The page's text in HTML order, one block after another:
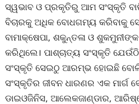
ସ୍ୱଭାବ ଓ ପ୍ରକୃତିରୁ ଆମ ସଂସ୍କୃତି
ବିଚାରକୁ ଅଧିକ ବୋଧଗମ୍ୟ କରିବାକୁ
ବାମାକ୍ଷେପା, ଶକୁନ୍ତଳା ଓ
କରିଥିଲେ। ପାଶ୍ଚାତ୍ୟ ସଂସ୍କୃତି
ସଂସ୍କୃତି ସେଇଠୁ ଆରମ୍ଭ ହୋଇଛି
ସଂସ୍କୃତିର ଜୀବନ ଧାରଣର ଏକ ମାର୍ଗ
ଡାଇଓଜିନିସ, ଆଲେକଜାଣ୍ଡାର,